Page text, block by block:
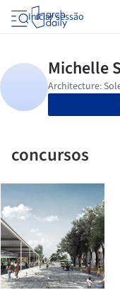
Iniciar sessão
concursos